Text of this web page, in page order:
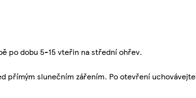
po dobu 5-15 vteřin na střední ohřev.
přímým slunečním zářením. Po otevření uchovávejte